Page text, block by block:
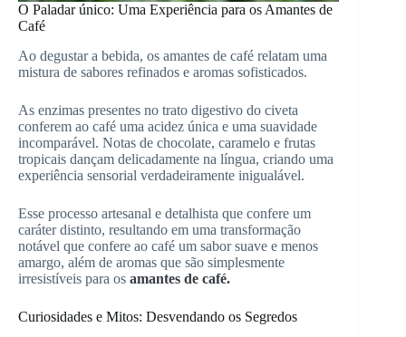
O Paladar único: Uma Experiência para os Amantes de
Café
Ao degustar a bebida, os amantes de café relatam uma
mistura de sabores refinados e aromas sofisticados.
As enzimas presentes no trato digestivo do civeta
conferem ao café uma acidez única e uma suavidade
incomparável. Notas de chocolate, caramelo e frutas
tropicais dançam delicadamente na língua, criando uma
experiência sensorial verdadeiramente inigualável.
Esse processo artesanal e detalhista que confere um
caráter distinto, resultando em uma transformação
notável que confere ao café um sabor suave e menos
amargo, além de aromas que são simplesmente
irresistíveis para os amantes de café.
Curiosidades e Mitos: Desvendando os Segredos